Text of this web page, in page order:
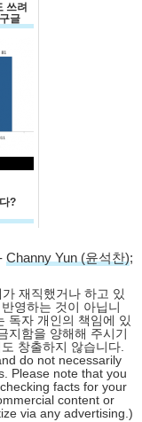
쓰려
글
?
Channy Yun (윤석찬);
재직했거나 하고 있
영하는 것이 아닙니
독자 개인의 책임에 있
지함을 양해해 주시기
창출하지 않습니다.
do not necessarily
Please note that you
facts for your
content or
via any advertising.)